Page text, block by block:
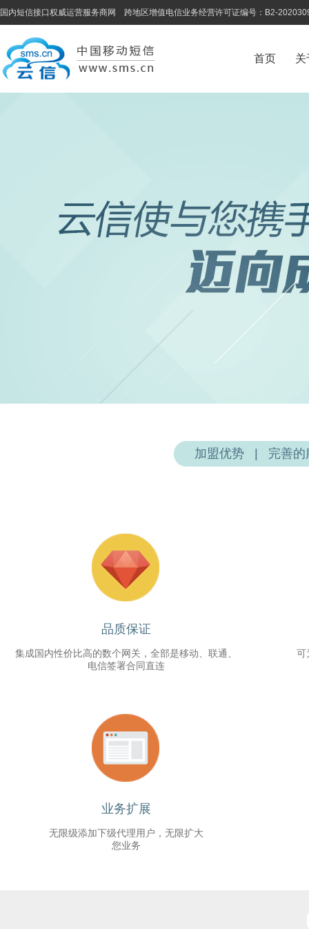
国内短信接口权威运营服务商网 跨地区增值电信业务经营许可证编号：B2-
首页 关
加盟优势 完善
品质保证
集成国内性价比高的数个网关，全部是移动、联通、
电信签署合同直连
可
业务扩展
无限级添加下级代理用户，无限扩大
您业务